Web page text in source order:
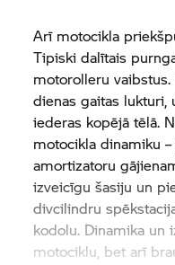
Arī motocikla
Tipiski dalītais
motorolleru
dienas gaitas
iederas kopējā tēlā.
motocikla dinamiku
amortizatoru
izveicīgu šasiju un
divcilindru
kodolu. Dinamika un
motociklu, bet arī